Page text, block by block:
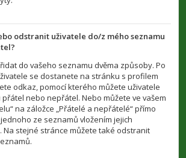
odstranit uživatele do/z mého seznamu
do vašeho seznamu dvěma způsoby. Po
se dostanete na stránku s profilem
odkaz, pomocí kterého můžete uživatele
nebo nepřátel. Nebo můžete ve vašem
na záložce „Přátelé a nepřátelé“ přímo
ze seznamů vložením jejich
Na stejné stránce můžete také odstranit